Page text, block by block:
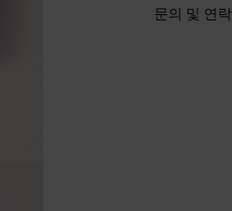
문의 및 연